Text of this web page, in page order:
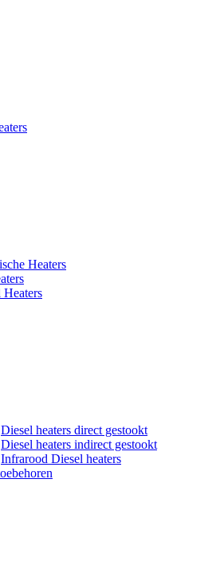
Heaters
Heaters
Diesel heaters direct gestookt
Diesel heaters indirect gestookt
Infrarood Diesel heaters